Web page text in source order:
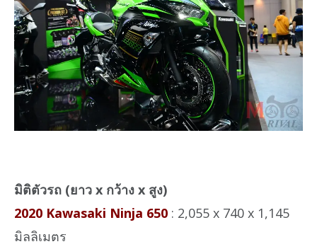
มิติตัวรถ (ยาว x กว้าง x สูง)
2020 Kawasaki Ninja 650 : 2,055 x 740 x 1,145
มิลลิเมตร